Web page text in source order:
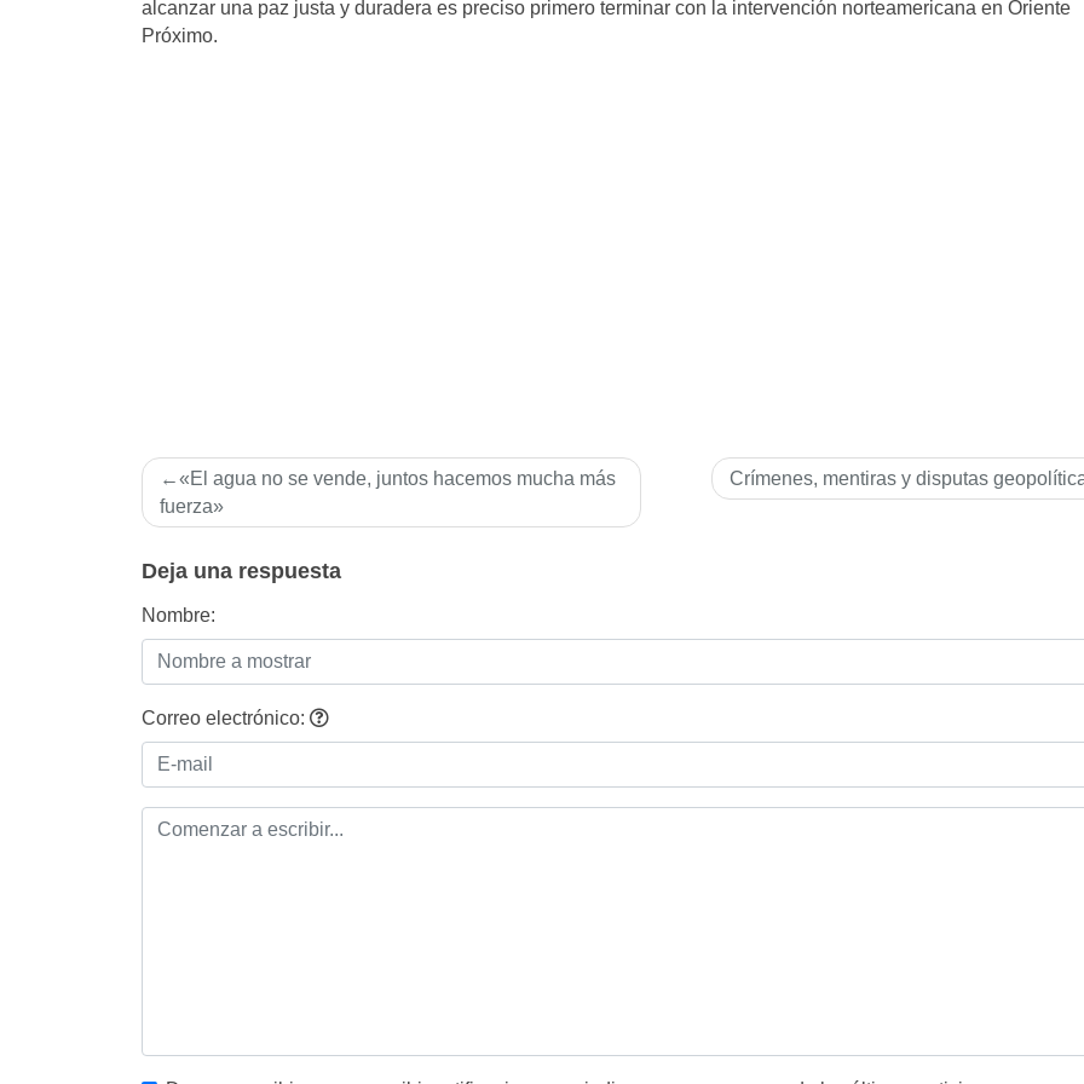
alcanzar una paz justa y duradera es preciso primero terminar con la intervención norteamericana en Oriente
Próximo.
Navegación
de
«El agua no se vende, juntos hacemos mucha más
fuerza»
Crí­menes, mentiras y disputas
Deja una respuesta
Nombre:
Correo electrónico: